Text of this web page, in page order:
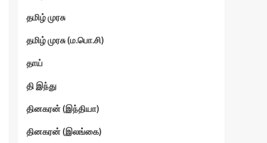
தமிழ் முரசு
தமிழ் முரசு (ம.பொ.சி)
தாய்
தி இந்து
தினகரன் (இந்தியா)
தினகரன் (இலங்கை)